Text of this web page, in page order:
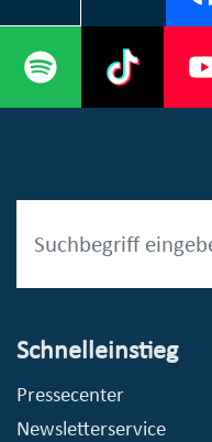
Schnelleinstieg
Pressecenter
Newsletterservice